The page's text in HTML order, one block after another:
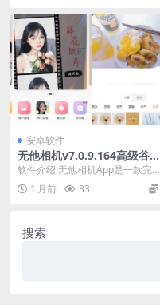
安卓软件
无他相机v7.0.9.164高级谷歌
版好多妹子都在用
软件介绍 无他相机App是一款完全
免费的美颜美装全能相机软件，这
款美颜滤镜相机拍...
1 月前 33
搜索